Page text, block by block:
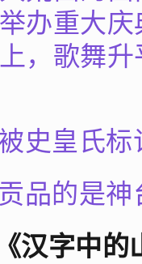
办重大
，歌舞升
史皇氏
品的是
汉字中的